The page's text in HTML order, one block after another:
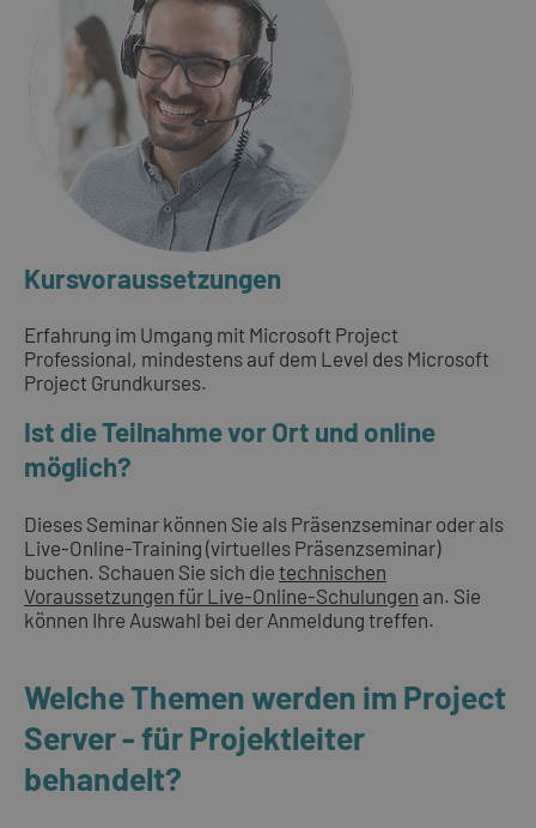
Kursvoraussetzungen
Erfahrung im Umgang mit Microsoft Project
Professional, mindestens auf dem Level des Microsoft
Project Grundkurses.
Ist die Teilnahme vor Ort und online
möglich?
Dieses Seminar können Sie als Präsenzseminar oder als
Live-Online-Training (virtuelles Präsenzseminar)
buchen. Schauen Sie sich die technischen
Voraussetzungen für Live-Online-Schulungen an. Sie
können Ihre Auswahl bei der Anmeldung treffen.
Welche Themen werden im Project
Server - für Projektleiter
behandelt?